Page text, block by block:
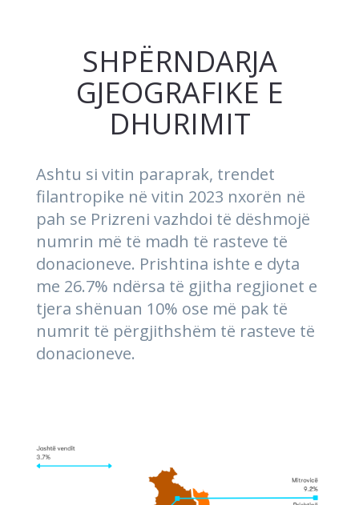
SHPËRNDARJA
GJEOGRAFIKE E
DHURIMIT
Ashtu si vitin paraprak, trendet
filantropike në vitin 2023 nxorën në
pah se Prizreni vazhdoi të dëshmojë
numrin më të madh të rasteve të
donacioneve. Prishtina ishte e dyta
me 26.7% ndërsa të gjitha regjionet e
tjera shënuan 10% ose më pak të
numrit të përgjithshëm të rasteve të
donacioneve.